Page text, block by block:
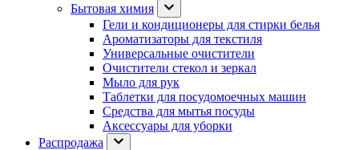
Бытовая химия
Гели и кондиционеры для стирки белья
Ароматизаторы для текстиля
Универсальные очистители
Очистители стекол и зеркал
Мыло для рук
Таблетки для посудомоечных машин
Средства для мытья посуды
Аксессуары для уборки
Распродажа